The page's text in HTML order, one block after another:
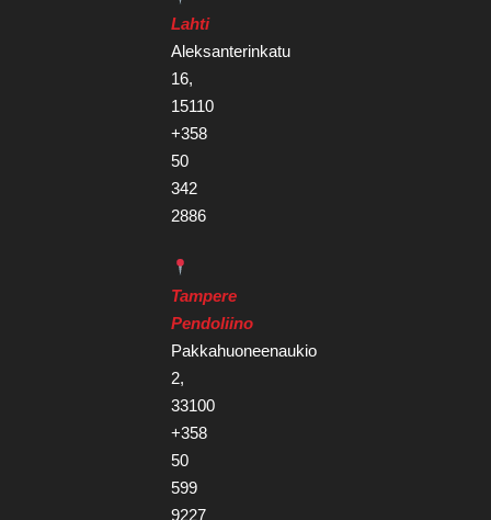
Lahti
Aleksanterinkatu
16,
15110
+358
50
342
2886
Tampere
Pendoliino
Pakkahuoneenaukio
2,
33100
+358
50
599
9227